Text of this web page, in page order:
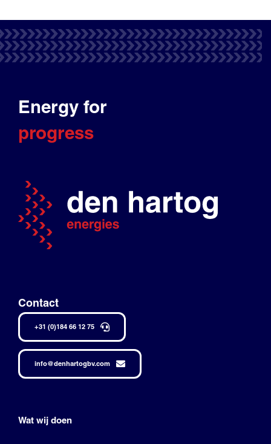
Energy for
progress
Contact
+31 (0)184 66 12 75
info@denhartogbv.com
Wat wij doen